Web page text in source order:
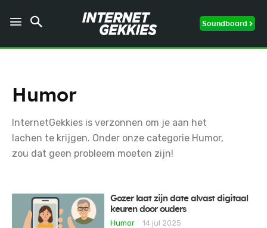
Soundboard
Humor
InternetGekkies is verzonnen om je aan het
lachen te krijgen. Onder onze categorie Humor,
zou dat geen probleem moeten zijn!
Gozer laat zijn date alvast digitaal
keuren door ouders
Humor
14 jul 2025